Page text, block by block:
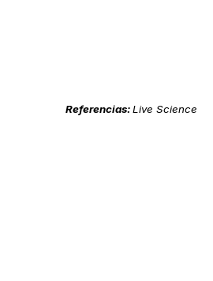
Referencias:Live Science